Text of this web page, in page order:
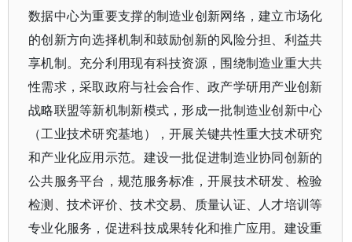
数据中心为重要支撑的制造业创新网络，建立市场化
的创新方向选择机制和鼓励创新的风险分担、利益共
享机制。充分利用现有科技资源，围绕制造业重大共
性需求，采取政府与社会合作、政产学研用产业创新
战略联盟等新机制新模式，形成一批制造业创新中心
（工业技术研究基地），开展关键共性重大技术研究
和产业化应用示范。建设一批促进制造业协同创新的
公共服务平台，规范服务标准，开展技术研发、检验
检测、技术评价、技术交易、质量认证、人才培训等
专业化服务，促进科技成果转化和推广应用。建设重